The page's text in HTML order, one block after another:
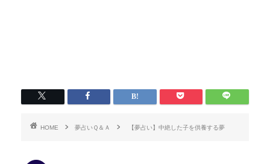
HOME 夢占いＱ＆Ａ 【夢占い】中絶した子を供養する夢